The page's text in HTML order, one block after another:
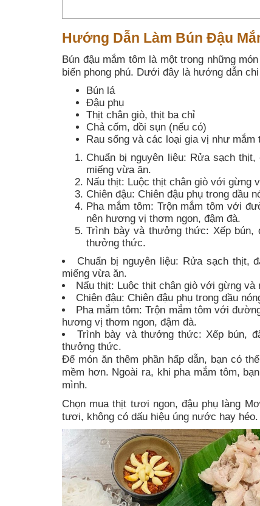
Hướng Dẫn Làm Bún Đậu
Bún đậu mắm tôm là một trong những
biến phong phú. Dưới đây là hướng dẫn
Bún lá
Đậu phụ
Thịt chân giò, thịt ba chỉ
Chả cốm, dồi sụn (nếu có)
Rau sống và các loại gia vị như
Chuẩn bị nguyên liệu: Rửa sạch
miếng vừa ăn.
Nấu thịt: Luộc thịt chân giò với gừng
Chiên đậu: Chiên đậu phụ trong dầu
Pha mắm tôm: Trộn mắm tôm với
nên hương vị thơm ngon, đậm đà.
Trình bày và thưởng thức: Xếp
thưởng thức.
Chuẩn bị nguyên liệu: Rửa sạch thịt,
miếng vừa ăn.
Nấu thịt: Luộc thịt chân giò với gừng
Chiên đậu: Chiên đậu phụ trong dầu
Pha mắm tôm: Trộn mắm tôm với
hương vị thơm ngon, đậm đà.
Trình bày và thưởng thức: Xếp bún,
thưởng thức.
Để món ăn thêm phần hấp dẫn, bạn có
mềm hơn. Ngoài ra, khi pha mắm tôm,
mình.
Chọn mua thịt tươi ngon, đậu phụ làng
tươi, không có dấu hiệu úng nước hay héo.